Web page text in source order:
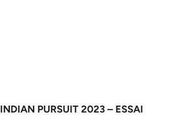
INDIAN PURSUIT 2023 – ESSAI